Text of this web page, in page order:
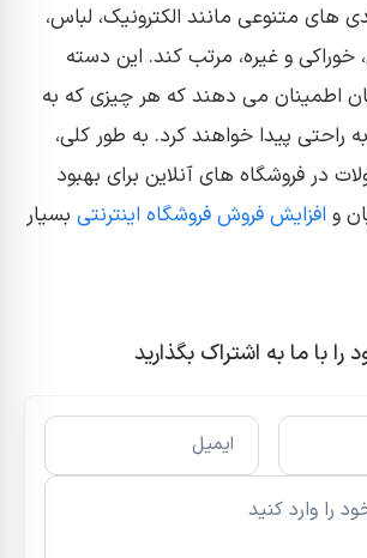
های متنوعی مانند الکترونیک، لباس،
خوراکی و غیره، مرتب کند. این دسته
اطمینان می دهند که هر چیزی که به
راحتی پیدا خواهند کرد. به طور کلی،
در فروشگاه های آنلاین برای بهبود
و افزایش فروش فروشگاه اینترنتی بسیار
با ما به اشتراک بگذارید